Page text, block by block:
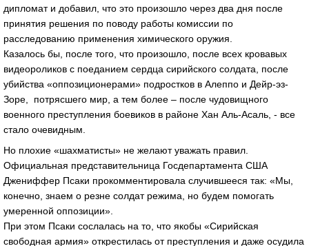
дипломат и добавил, что это произошло через два дня после
принятия решения по поводу работы комиссии по
расследованию применения химического оружия.
Казалось бы, после того, что произошло, после всех кровавых
видеороликов с поеданием сердца сирийского солдата, после
убийства «оппозиционерами» подростков в Алеппо и Дейр-эз-
Зоре, потрясшего мир, а тем более – после чудовищного
военного преступления боевиков в районе Хан Аль-Асаль, - все
стало очевидным.
Но плохие «шахматисты» не желают уважать правил.
Официальная представительница Госдепартамента США
Джениффер Псаки прокомментировала случившееся так: «Мы,
конечно, знаем о резне солдат режима, но будем помогать
умеренной оппозиции».
При этом Псаки сослалась на то, что якобы «Сирийская
свободная армия» открестилась от преступления и даже осудила